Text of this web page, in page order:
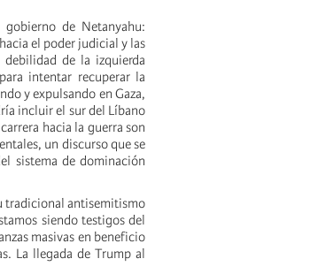
de Netanyahu:
el poder judicial y las
de la izquierda
intentar recuperar la
y expulsando en Gaza,
incluir el sur del Líbano
hacia la guerra son
un discurso que se
sistema de dominación
tradicional antisemitismo
siendo testigos del
masivas en beneficio
La llegada de Trump al